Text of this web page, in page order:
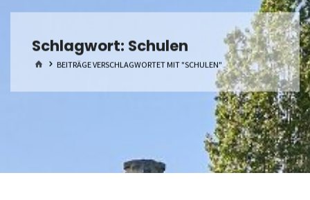
Schlagwort: Schulen
STARTBEITRÄGE VERSCHLAGWORTET MIT "SCHULEN"